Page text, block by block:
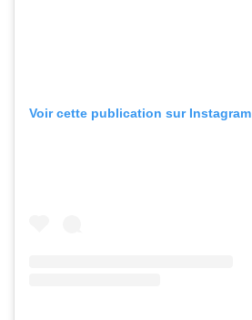
Voir cette publication sur Instagram